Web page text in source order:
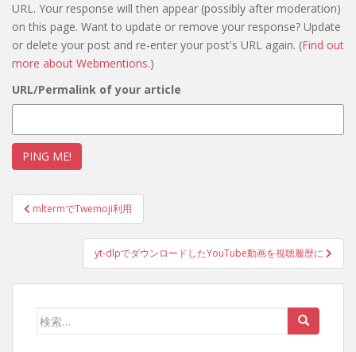
URL. Your response will then appear (possibly after moderation)
on this page. Want to update or remove your response? Update
or delete your post and re-enter your post's URL again. (Find out
more about Webmentions.)
URL/Permalink of your article
投
稿
ゲ
mltermでTwemoji利用
yt-dlpでダウンロードしたYouTube動画を視聴履歴に
検